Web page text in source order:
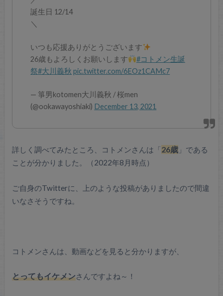
誕生日 12/14
＼
いつも応援ありがとうございます
26歳もよろしくお願いします
#コトメン生誕
祭#大川義秋 pic.twitter.com/6EOz1CAMc7
— 箏男kotomen大川義秋 / 桜men
(@ookawayoshiaki) December 13, 2021
詳しく調べてみたところ、コトメンさんは「26歳」である
ことが分かりました。（2022年8月時点）
ご自身のTwitterに、上のような投稿がありましたので間違
いなさそうですね。
コトメンさんは、動画などを見ると分かりますが、
とってもイケメンさんですよね～！